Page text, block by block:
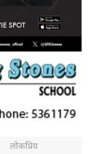
लोकप्रिय